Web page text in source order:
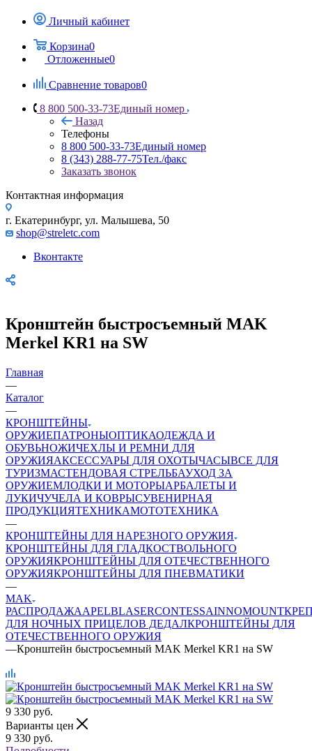
Личный кабинет
Корзина0
Отложенные0
Сравнение товаров0
8 800 500-33-73Единый номер
Назад
Телефоны
8 800 500-33-73Единый номер
8 (343) 288-77-75Тел./факс
Заказать звонок
Контактная информация
г. Екатеринбург, ул. Малышева, 50
shop@streletc.com
Вконтакте
Кронштейн быстросъемный MAK
Merkel KR1 на SW
Главная
—
Каталог
—
КРОНШТЕЙНЫ
ОРУЖИЕПАТРОНЫОПТИКАОДЕЖДА И
ОБУВЬНОЖИЧЕХЛЫ И РЕМНИ ДЛЯ
ОРУЖИЯАКСЕССУАРЫ ДЛЯ ОХОТЫЧАСЫВСЕ ДЛЯ
ТУРИЗМАСТЕНДОВАЯ СТРЕЛЬБАУХОД ЗА
ОРУЖИЕМЛОДКИ И МОТОРЫАРБАЛЕТЫ И
ЛУКИЧУЧЕЛА И КОВРЫСУВЕНИРНАЯ
ПРОДУКЦИЯТЕХНИКАМОТОТЕХНИКА
—
КРОНШТЕЙНЫ ДЛЯ НАРЕЗНОГО ОРУЖИЯ
КРОНШТЕЙНЫ ДЛЯ ГЛАДКОСТВОЛЬНОГО
ОРУЖИЯКРОНШТЕЙНЫ ДЛЯ ОТЕЧЕСТВЕННОГО
ОРУЖИЯКРОНШТЕЙНЫ ДЛЯ ПНЕВМАТИКИ
—
MAK
РАСПРОДАЖАAPELBLASERCONTESSAINNOMOUNT
ДЛЯ НОЧНЫХ ПРИЦЕЛОВ ДЕДАЛКРОНШТЕЙНЫ ДЛЯ
ОТЕЧЕСТВЕННОГО ОРУЖИЯ
—Кронштейн быстросъемный MAK Merkel KR1 на SW
9 330 руб.
Варианты цен
9 330 руб.